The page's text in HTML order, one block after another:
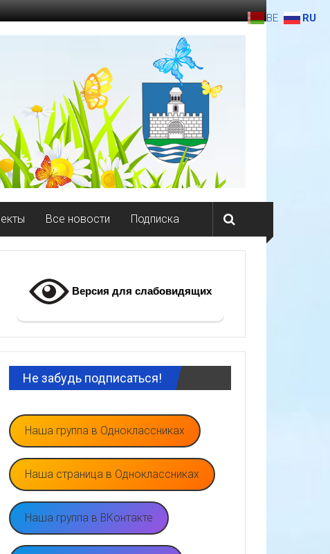
Все новости Подписка
Версия для слабовидящих
Не забудь подписаться!
Наша группа в Одноклассниках
Наша страница в Одноклассниках
Наша группа в ВКонтакте
BE RU